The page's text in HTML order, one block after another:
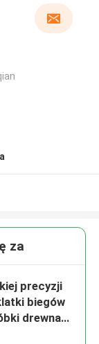
za
precyzji
biegów
drewna